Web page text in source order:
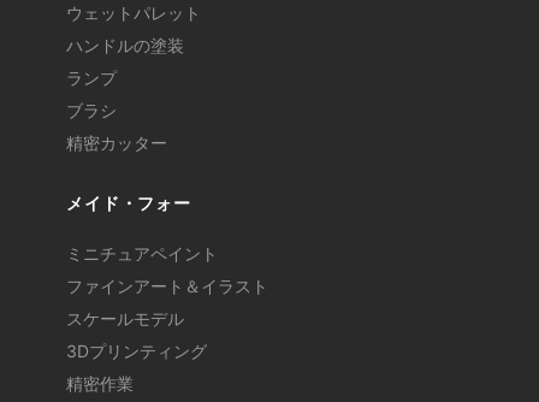
ウェットパレット
ハンドルの塗装
ランプ
ブラシ
精密カッター
メイド・フォー
ミニチュアペイント
ファインアート＆イラスト
スケールモデル
3Dプリンティング
精密作業